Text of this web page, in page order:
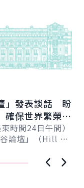
」發表談話 盼
保世界繁榮與
時間24日午間）
論壇」（Hill &